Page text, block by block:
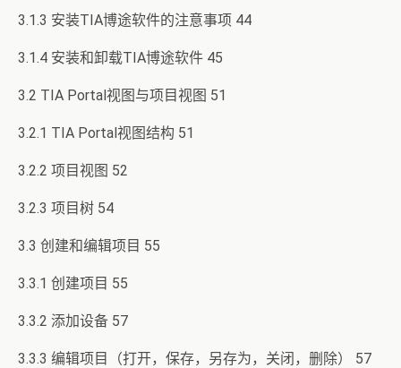
3.1.3 安装TIA博途软件的注意事项 44
3.1.4 安装和卸载TIA博途软件 45
3.2 TIA Portal视图与项目视图 51
3.2.1 TIA Portal视图结构 51
3.2.2 项目视图 52
3.2.3 项目树 54
3.3 创建和编辑项目 55
3.3.1 创建项目 55
3.3.2 添加设备 57
3.3.3 编辑项目（打开，保存，另存为，关闭，删除） 57